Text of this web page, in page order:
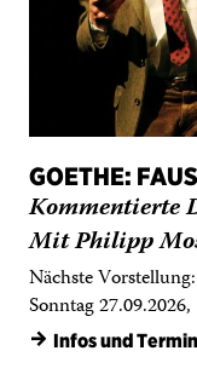
GOETHE:
Mit Philipp
Nächste Vorstellung:
Sonntag
→ Infos und